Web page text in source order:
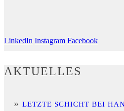
LinkedIn Instagram Facebook
AKTUELLES
LETZTE SCHICHT BEI